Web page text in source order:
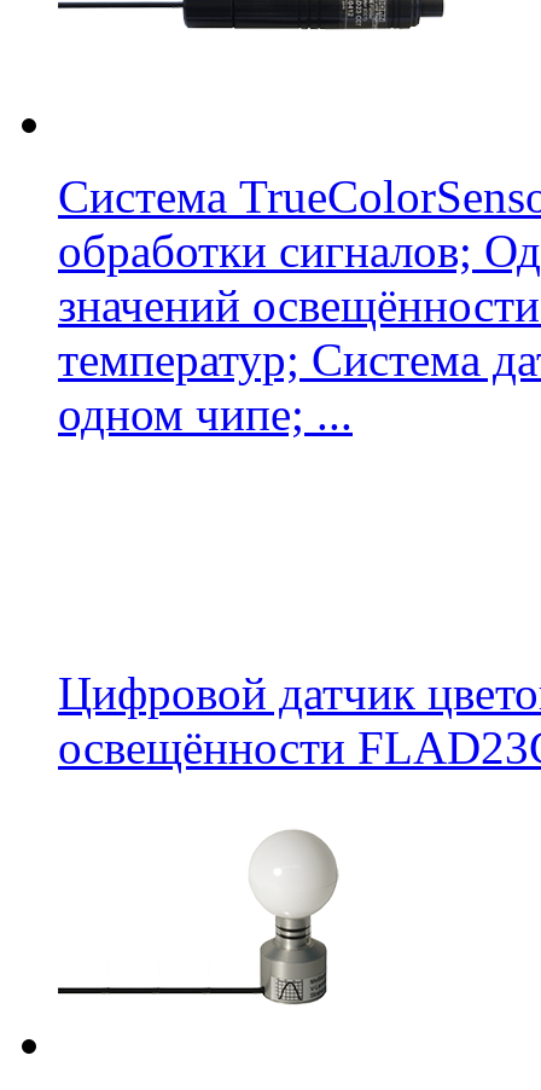
Система
обработки сигналов;
значений
температур; Система
одном чипе; ...
Цифровой датчик
освещённости